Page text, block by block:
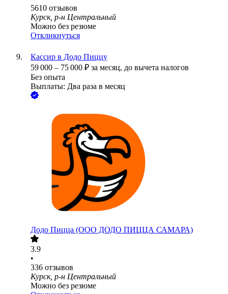
5610 отзывов
Курск, р-н Центральный
Можно без резюме
Откликнуться
Кассир в Додо Пиццу
59 000 – 75 000 ₽ за месяц, до вычета налогов
Без опыта
Выплаты: Два раза в месяц
Додо Пицца (ООО ДОДО ПИЦЦА САМАРА)
3.9
•
336 отзывов
Курск, р-н Центральный
Можно без резюме